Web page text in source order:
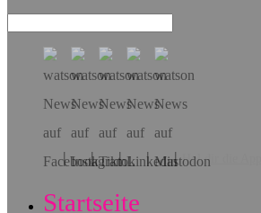
Hol dir die App!
Startseite